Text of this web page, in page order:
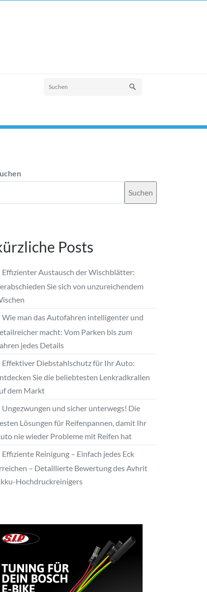
Suchen
Posts
Effizienter Austausch der Wischblätter:
Sie sich von unzureichendem
Wie man das Autofahren intelligenter und
macht: Vom Parken bis zum
jedes Details
Effektiver Diebstahlschutz für Ihr Auto:
Sie die beliebtesten Lenkradkrallen
dem Markt
Ungezwungen und sicher unterwegs! Die
Lösungen für Reifenpannen, damit Ihr
nie wieder Probleme mit Reifen hat
Effiziente Reinigung – Einfach jedes Eck
– Detaillierte Bewertung des Avhrit
Hochdruckreinigers